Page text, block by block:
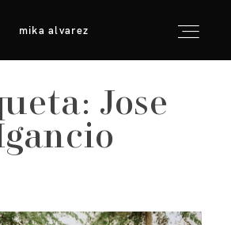
mika alvarez
mika alvarez
inicio
info & consejos
galerías
Jose